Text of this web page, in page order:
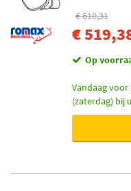
€ 618,31
€
Op
Vandaag
(zaterdag) bij